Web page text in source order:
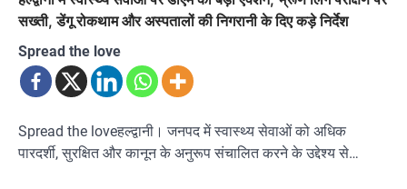
सख्ती, डेंगू रोकथाम और अस्पतालों की निगरानी के दिए कड़े निर्देश
Spread the love
Spread the loveहल्द्वानी। जनपद में स्वास्थ्य सेवाओं को अधिक
पारदर्शी, सुरक्षित और कानून के अनुरूप संचालित करने के उद्देश्य से…